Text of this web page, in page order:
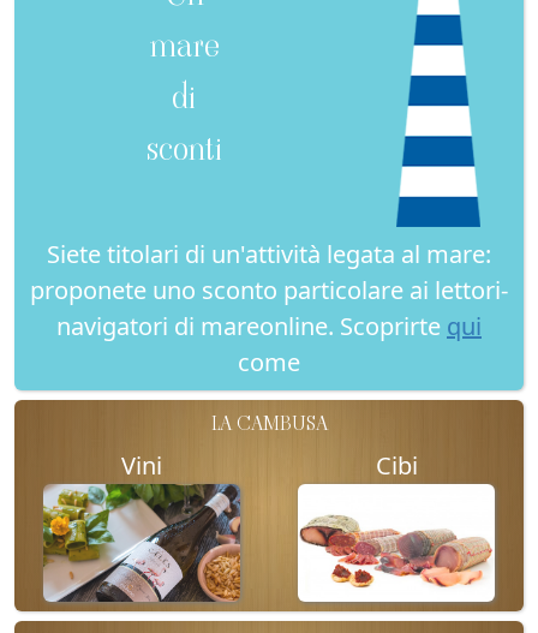
mare
di
sconti
Siete titolari di un'attività legata al mare:
proponete uno sconto particolare ai lettori-
navigatori di mareonline. Scoprirte qui
come
LA CAMBUSA
Vini Cibi